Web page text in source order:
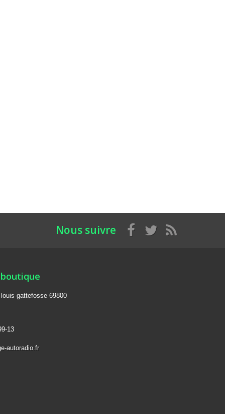
Nous suivre
gattefosse 69800
13
autoradio.fr